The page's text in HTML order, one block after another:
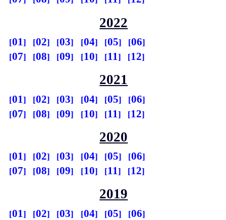
2022
01 02 03 04 05
06
07
08 09 10 11 12
2021
01 02 03 04 05
06
07
08 09 10 11 12
2020
01 02 03 04 05
06
07
08 09 10 11 12
2019
01 02 03 04 05
06